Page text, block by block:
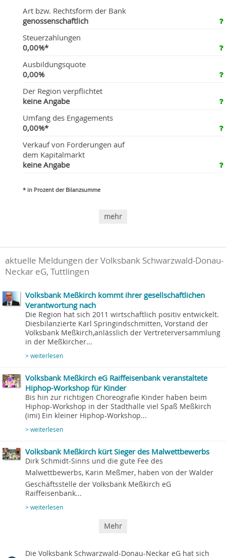
Art bzw. Rechtsform der Bank
genossenschaftlich
Steuerzahlungen
0,00%*
Ausbildungsquote
0,00%
Der Region verpflichtet
keine Angabe
Umfang des Engagements
0,00%*
Verkauf von Forderungen auf
dem Kapitalmarkt
keine Angabe
* in Prozent der Bilanzsumme
mehr
aktuelle Meldungen der Volksbank Schwarzwald-Donau-
Neckar eG, Tuttlingen
Volksbank Meßkirch kommt ihrer gesellschaftlichen
Verantwortung nach
Die Region hat sich 2011 wirtschaftlich positiv entwickelt.
Diesbilanzierte Karl Springindschmitten, Vorstand der
Volksbank Meßkirch,anlässlich der Vertreterversammlung
in der Meßkircher...
> weiterlesen
Volksbank Meßkirch eG Raiffeisenbank veranstaltete
Hiphop-Workshop für Kinder
Bis hin zur richtigen Choreografie Kinder haben beim
Hiphop-Workshop in der Stadthalle viel Spaß Meßkirch
(imi) Ein kleiner Hiphop-Workshop...
> weiterlesen
Volksbank Meßkirch kürt Sieger des Malwettbewerbs
Dirk Schmidt-Sinns und die gute Fee des
Malwettbewerbs, Karin Meßmer, haben von der Walder
Geschäftsstelle der Volksbank Meßkirch eG
Raiffeisenbank...
> weiterlesen
Mehr
Die Volksbank Schwarzwald-Donau-Neckar eG hat sich